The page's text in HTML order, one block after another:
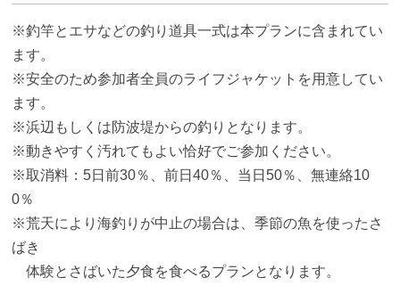
※釣竿とエサなどの釣り道具一式は本プランに含まれてい
ます。
※安全のため参加者全員のライフジャケットを用意してい
ます。
※浜辺もしくは防波堤からの釣りとなります。
※動きやすく汚れてもよい恰好でご参加ください。
※取消料：5日前30％、前日40％、当日50％、無連絡10
0％
※荒天により海釣りが中止の場合は、季節の魚を使ったさ
ばき
体験とさばいた夕食を食べるプランとなります。